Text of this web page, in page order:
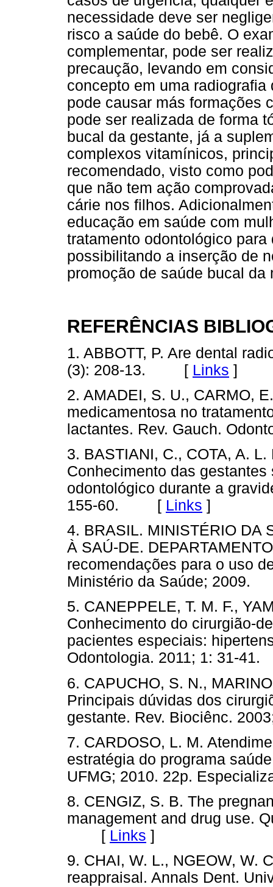
necessidade deve ser
risco a saúde do bebê. O
complementar, pode ser
precaução, levando em
concepto em uma
pode causar más formações
pode ser realizada de forma
bucal da gestante, já a
complexos vitamínicos,
recomendado, visto como
que não tem ação
cárie nos filhos.
educação em saúde com
tratamento odontológico
possibilitando a inserção de
promoção de saúde bucal
REFERÊNCIAS
1. ABBOTT, P. Are dental
(3): 208-13. [ Links ]
2. AMADEI, S. U., CARMO,
medicamentosa no
lactantes. Rev. Gauch.
3. BASTIANI, C., COTA, A.
Conhecimento das
odontológico durante a
155-60. [ Links ]
4. BRASIL. MINISTÉRIO DA
À SAÚ-DE.
recomendações para o uso
Ministério da Saúde;
5. CANEPPELE, T. M. F.,
Conhecimento do cirurgião-
pacientes especiais:
Odontologia. 2011; 1:
6. CAPUCHO, S. N.,
Principais dúvidas dos
gestante. Rev. Biociênc.
7. CARDOSO, L. M.
estratégia do programa
UFMG; 2010. 22p.
8. CENGIZ, S. B. The
management and drug use.
[ Links ]
9. CHAI, W. L., NGEOW, W.
reappraisal. Annals Dent.